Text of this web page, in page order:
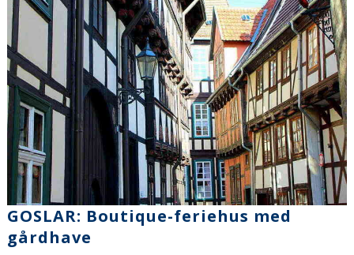
GOSLAR: Boutique-feriehus med
gårdhave